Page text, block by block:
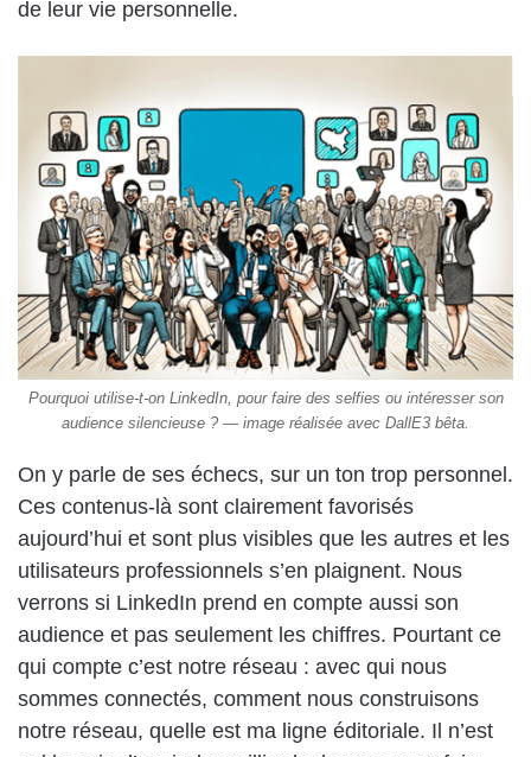
de leur vie personnelle.
Pourquoi utilise-t-on LinkedIn, pour faire des selfies ou intéresser son
audience silencieuse ? — image réalisée avec DallE3 bêta.
On y parle de ses échecs, sur un ton trop personnel.
Ces contenus-là sont clairement favorisés
aujourd’hui et sont plus visibles que les autres et les
utilisateurs professionnels s’en plaignent. Nous
verrons si LinkedIn prend en compte aussi son
audience et pas seulement les chiffres. Pourtant ce
qui compte c’est notre réseau : avec qui nous
sommes connectés, comment nous construisons
notre réseau, quelle est ma ligne éditoriale. Il n’est